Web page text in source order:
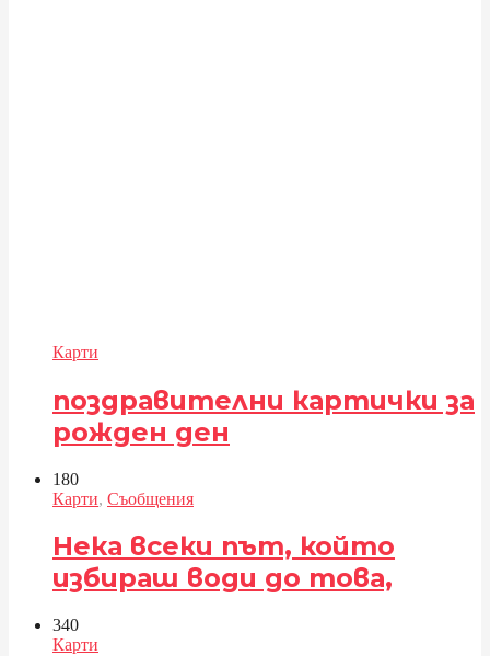
Карти
поздравителни картички за
рожден ден
180
Карти, Съобщения
Нека всеки път, който
избираш води до това,
340
Карти